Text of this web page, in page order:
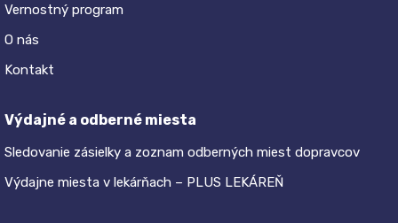
Vernostný program
O nás
Kontakt
Výdajné a odberné miesta
Sledovanie zásielky a zoznam odberných miest dopravcov
Výdajne miesta v lekárňach – PLUS LEKÁREŇ